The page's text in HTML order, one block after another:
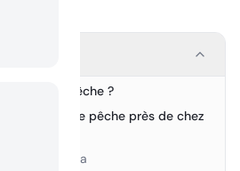
et pêche ?
camping et de pêche près de chez
Nevada